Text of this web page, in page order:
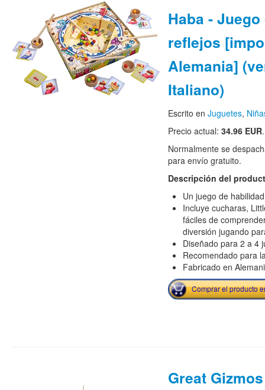
Haba - Juego
reflejos
Alemania]
Italiano)
Escrito en Juguetes,
Precio actual: 34.96 EUR.
Normalmente se
para envío gratuito.
Descripción del
Un juego de
Incluye cucharas,
fáciles de
diversión jugando
Diseñado para 2 a 4
Recomendado para
Fabricado en
Comprar el producto
Great